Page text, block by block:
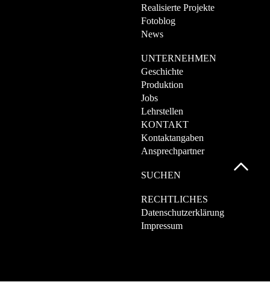
Realisierte Projekte
Fotoblog
News
UNTERNEHMEN
Geschichte
Produktion
Jobs
Lehrstellen
KONTAKT
Kontaktangaben
Ansprechpartner
SUCHEN
RECHTLICHES
Datenschutzerklärung
Impressum